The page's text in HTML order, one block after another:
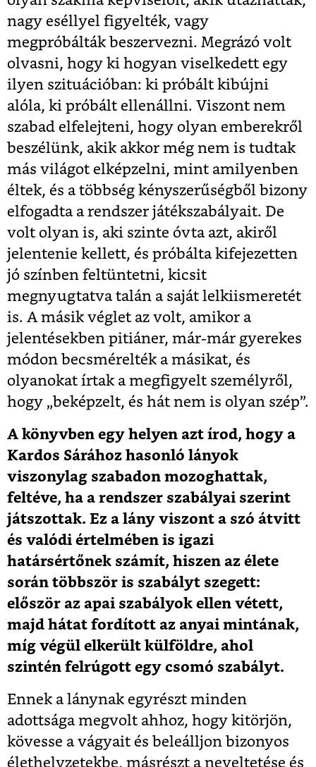
nagy eséllyel figyelték, vagy
megpróbálták beszervezni. Megrázó volt
olvasni, hogy ki hogyan viselkedett egy
ilyen szituációban: ki próbált kibújni
alóla, ki próbált ellenállni. Viszont nem
szabad elfelejteni, hogy olyan emberekről
beszélünk, akik akkor még nem is tudtak
más világot elképzelni, mint amilyenben
éltek, és a többség kényszerűségből bizony
elfogadta a rendszer játékszabályait. De
volt olyan is, aki szinte óvta azt, akiről
jelentenie kellett, és próbálta kifejezetten
jó színben feltüntetni, kicsit
megnyugtatva talán a saját lelkiismeretét
is. A másik véglet az volt, amikor a
jelentésekben pitiáner, már-már gyerekes
módon becsmérelték a másikat, és
olyanokat írtak a megfigyelt személyről,
hogy „beképzelt, és hát nem is olyan szép”.
A könyvben egy helyen azt írod, hogy a
Kardos Sárához hasonló lányok
viszonylag szabadon mozoghattak,
feltéve, ha a rendszer szabályai szerint
játszottak. Ez a lány viszont a szó átvitt
és valódi értelmében is igazi
határsértőnek számít, hiszen az élete
során többször is szabályt szegett:
először az apai szabályok ellen vétett,
majd hátat fordított az anyai mintának,
míg végül elkerült külföldre, ahol
szintén felrúgott egy csomó szabályt.
Ennek a lánynak egyrészt minden
adottsága megvolt ahhoz, hogy kitörjön,
kövesse a vágyait és beleálljon bizonyos
élethelyzetekbe, másrészt a neveltetése és